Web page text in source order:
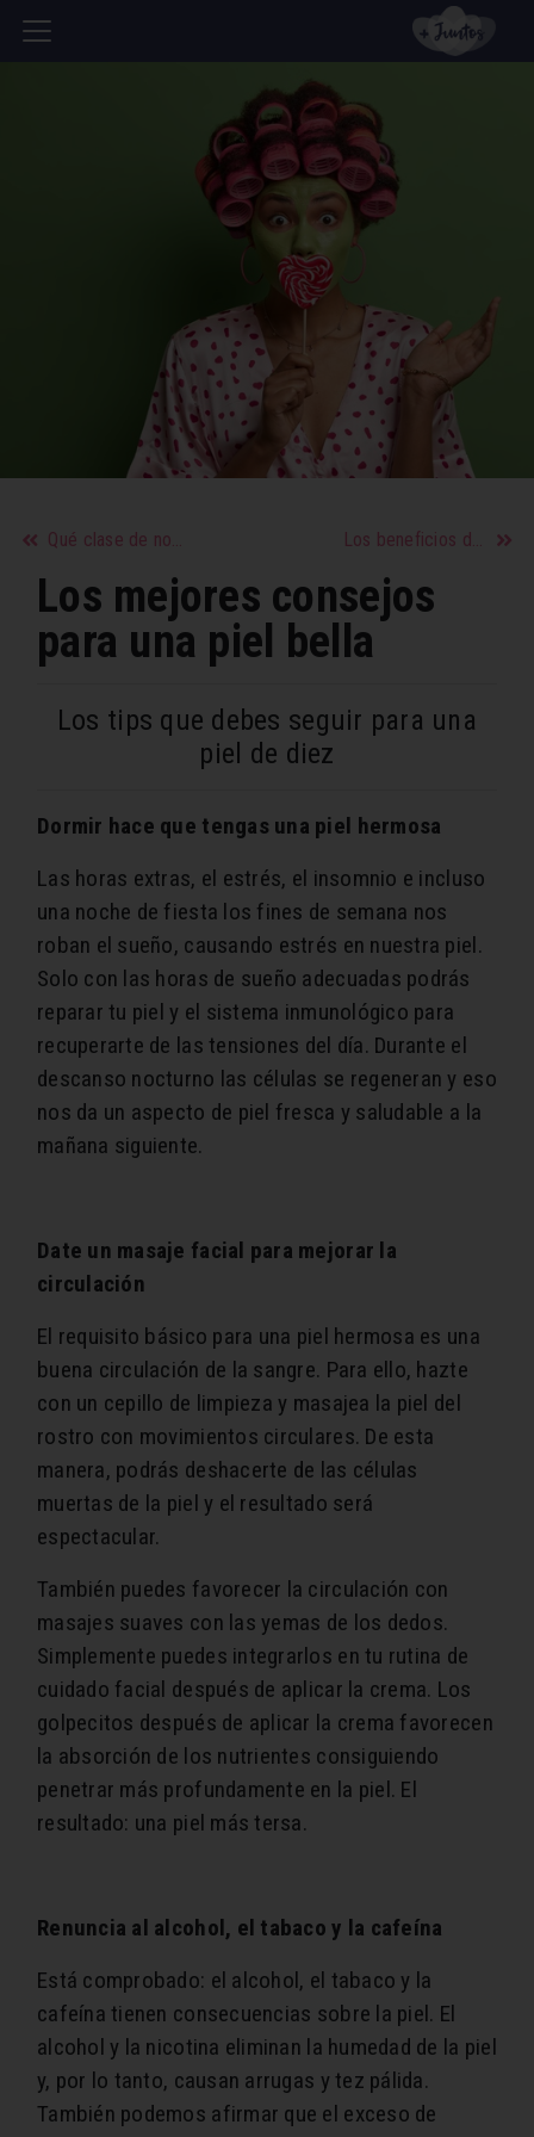
Qué clase de novia eres según tu signo Los beneficios de consumir manzana
Los mejores consejos
para una piel bella
Los tips que debes seguir para una
piel de diez
Dormir hace que tengas una piel hermosa
Las horas extras, el estrés, el insomnio e incluso
una noche de fiesta los fines de semana nos
roban el sueño, causando estrés en nuestra piel.
Solo con las horas de sueño adecuadas podrás
reparar tu piel y el sistema inmunológico para
recuperarte de las tensiones del día. Durante el
descanso nocturno las células se regeneran y eso
nos da un aspecto de piel fresca y saludable a la
mañana siguiente.
Date un masaje facial para mejorar la
circulación
El requisito básico para una piel hermosa es una
buena circulación de la sangre. Para ello, hazte
con un cepillo de limpieza y masajea la piel del
rostro con movimientos circulares. De esta
manera, podrás deshacerte de las células
muertas de la piel y el resultado será
espectacular.
También puedes favorecer la circulación con
masajes suaves con las yemas de los dedos.
Simplemente puedes integrarlos en tu rutina de
cuidado facial después de aplicar la crema. Los
golpecitos después de aplicar la crema favorecen
la absorción de los nutrientes consiguiendo
penetrar más profundamente en la piel. El
resultado: una piel más tersa.
Renuncia al alcohol, el tabaco y la cafeína
Está comprobado: el alcohol, el tabaco y la
cafeína tienen consecuencias sobre la piel. El
alcohol y la nicotina eliminan la humedad de la piel
y, por lo tanto, causan arrugas y tez pálida.
También podemos afirmar que el exceso de